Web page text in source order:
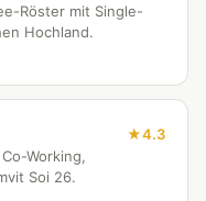
Röster mit Single-
Hochland.
4.3
Working,
Soi 26.